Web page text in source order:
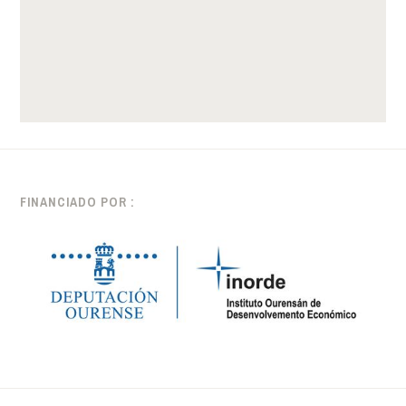
FINANCIADO POR :